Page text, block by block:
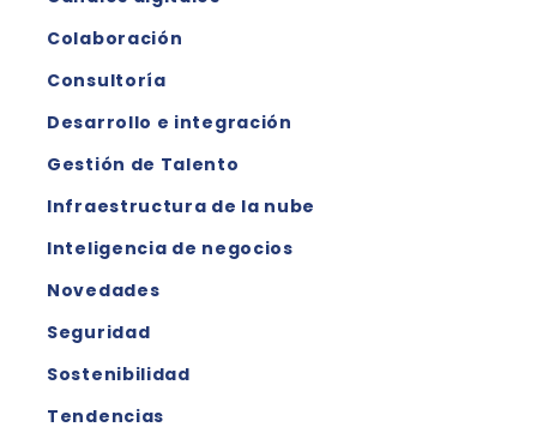
Colaboración
Consultoría
Desarrollo e integración
Gestión de Talento
Infraestructura de la nube
Inteligencia de negocios
Novedades
Seguridad
Sostenibilidad
Tendencias